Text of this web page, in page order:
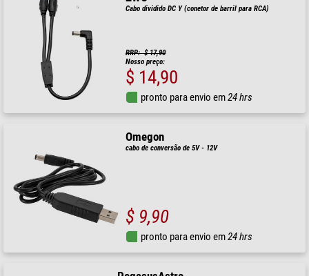
Cabo dividido DC Y (conetor de barril para RCA)
RRP: $ 17,90
Nosso preço:
$ 14,90
pronto para envio em24 hrs
Omegon
cabo de conversão de 5V - 12V
$ 9,90
pronto para envio em24 hrs